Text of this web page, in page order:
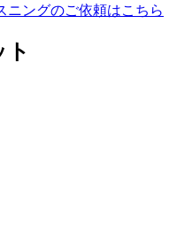
ニングのご依頼はこちら
ト